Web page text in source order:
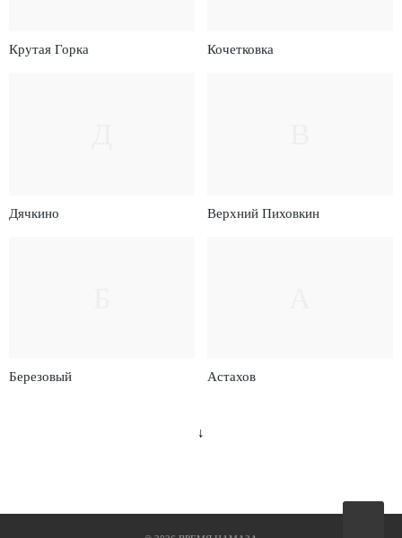
Крутая Горка Кочетковка
Дячкино Верхний Пиховкин
Березовый Астахов
↓